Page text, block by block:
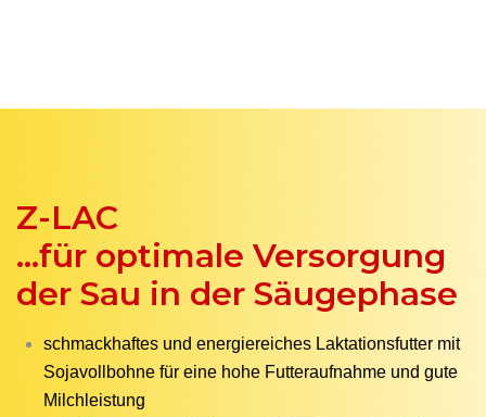
Z-LAC
...für optimale Versorgung
der Sau in der Säugephase
schmackhaftes und energiereiches Laktationsfutter mit
Sojavollbohne für eine hohe Futteraufnahme und gute
Milchleistung